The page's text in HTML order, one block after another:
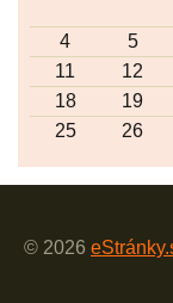
4
5
11
12
18
19
25
26
© 2026